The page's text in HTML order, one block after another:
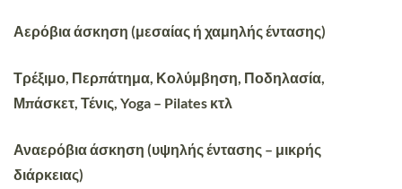
Αερόβιαάσκηση (μεσαίας ή χαμηλής έντασης)
Τρέξιμο, Περπάτημα, Κολύμβηση, Ποδηλασία,
Μπάσκετ, Τένις, Yoga – Pilates κτλ
Αναερόβιαάσκηση (υψηλής έντασης – μικρής
διάρκειας)